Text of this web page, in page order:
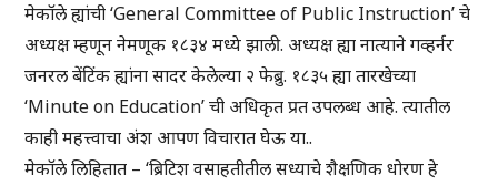
मेकॉले ह्यांची ‘General Committee of Public Instruction’ चे
अध्यक्ष म्हणून नेमणूक १८३४ मध्ये झाली. अध्यक्ष ह्या नात्याने गव्हर्नर
जनरल बेंटिंक ह्यांना सादर केलेल्या २ फेब्रु. १८३५ ह्या तारखेच्या
‘Minute on Education’ ची अधिकृत प्रत उपलब्ध आहे. त्यातील
काही महत्त्वाचा अंश आपण विचारात घेऊ या..
मेकॉले लिहितात – ‘ब्रिटिश वसाहतीतील सध्याचे शैक्षणिक धोरण हे